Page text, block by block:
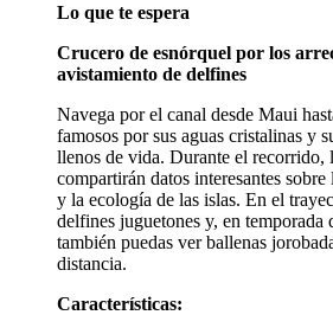
Lo que te espera
Crucero de esnórquel por los
avistamiento de delfines
Navega por el canal desde Maui
famosos por sus aguas cristalinas y
llenos de vida. Durante el recorrido,
compartirán datos interesantes
y la ecología de las islas. En el
delfines juguetones y, en temporada
también puedas ver ballenas
distancia.
Características: